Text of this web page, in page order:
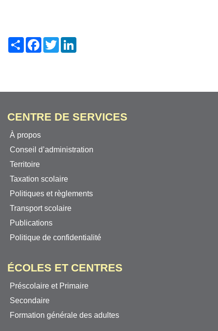
ShareFacebook
Twitter
CENTRE DE SERVICES
À propos
Conseil d’administration
Territoire
Taxation scolaire
Politiques et règlements
Transport scolaire
Publications
Politique de confidentialité
ÉCOLES ET CENTRES
Préscolaire et Primaire
Secondaire
Formation générale des adultes